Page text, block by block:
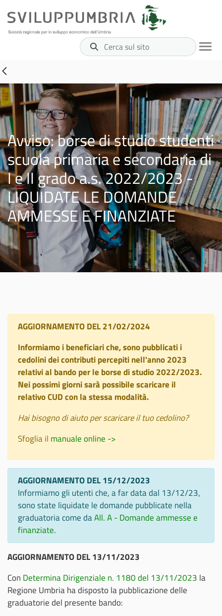
Cerca sul sito
Avviso: borse di studio studenti
scuola primaria e secondaria di
I e II grado a.s. 2022/2023 -
LIQUIDATE LE DOMANDE
AMMESSE E FINANZIATE
AGGIORNAMENTO DEL 21/02/2024
Informiamo i beneficiari che, sono pubblicati i
cedolini dei contributi percepiti nell'anno 2023
relativi al bando per le borse di studio 2022/2023.
Nei possimi giorni sarà possibile scaricare il
relativo CUD con la stessa modalità.
Hai bisogno di aiuto per scaricare il tuo cedolino?
Sfoglia il manuale online ->
AGGIORNAMENTO DEL 15/12/2023
Informiamo gli utenti che, a far data dal 13/12/23,
sono state liquidate le domande pubblicate nella
graduatoria come daAll. A - Domande ammesse e
finanziate.
AGGIORNAMENTO DEL 13/11/2023
Con Determina Dirigenziale n. 1180 del 13/11/2023 la
Regione Umbria ha disposto la pubblicazione delle
graduatorie del presente bando: